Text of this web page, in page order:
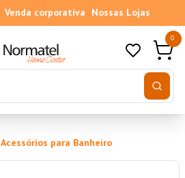
Venda corporativa Nossas Lojas
0
Acessórios para Banheiro